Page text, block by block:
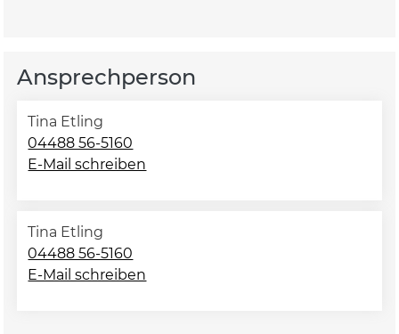
Ansprechperson
Tina Etling
04488 56-5160
E-Mail schreiben
Tina Etling
04488 56-5160
E-Mail schreiben